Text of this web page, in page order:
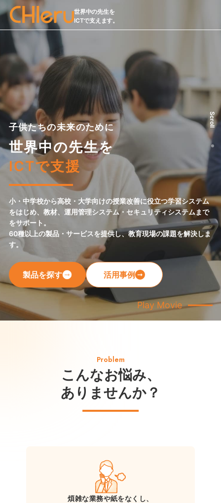
世界中の先生を
ICTで支えます。
子供たちの未来のために
世界中の先生を
ICTで支援
小・中学校から高校・大学向けの授業改善に役立つ学習システム
をはじめ、 教材、運用管理システム・セキュリティシステムまで
をサポート。
60種以上の製品・サービスを提供し、教育現場の課題を解決しま
す。
製品を探す 活用事例
Play Movie
Scroll
Problem
こんなお悩み、
ありませんか？
煩雑な業務や紙をなくし、